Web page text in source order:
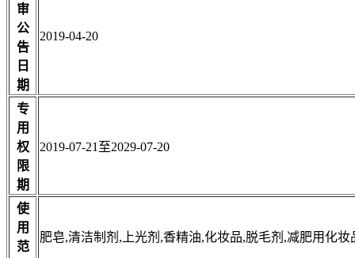
审
公
告
日
期
2019-04-20
专
用
权
限
期
2019-07-21至2029-07-20
使
用
范
肥皂,清洁制剂,上光剂,香精油,化妆品,脱毛剂,减肥用化